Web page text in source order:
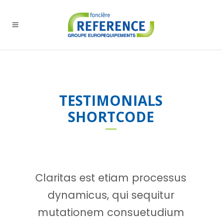
TESTIMONIALS
SHORTCODE
Lorem ipsum dolor sit amet, feugiat
delicata liberavisse id cum, no quo
maiorum intellegebat, liber regione
Claritas est etiam processus
dynamicus, qui sequitur
mutationem consuetudium